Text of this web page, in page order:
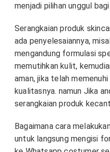
menjadi pilihan unggul
Serangkaian produk
ada penyelesaiannya,
mengandung formulasi
memutihkan kulit,
aman, jika telah
kualitasnya. namun Jika
serangkaian produk
Bagaimana cara
untuk langsung mengisi